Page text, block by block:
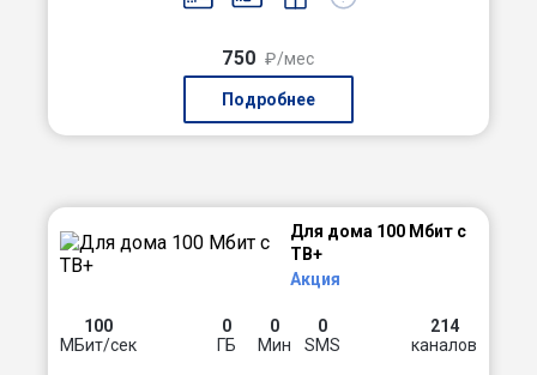
750 ₽/мес
Подробнее
Для дома 100 Мбит с
ТВ+
Акция
100
МБит/сек
0
ГБ
0
Мин
0
SMS
214
каналов